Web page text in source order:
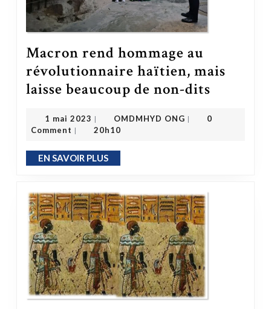
Macron rend hommage au
révolutionnaire haïtien, mais
laisse beaucoup de non-dits
1 mai 2023 1 mai 2023
| OMDMHYD ONG |
0
Comment | 20h10
EN SAVOIR PLUSEN SAVOIR PLUS